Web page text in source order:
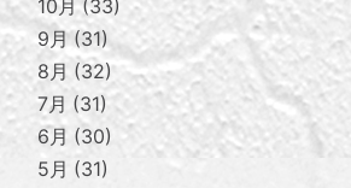
10月
33
9月 31
8月
32
7月
31
6月
30
5月
31